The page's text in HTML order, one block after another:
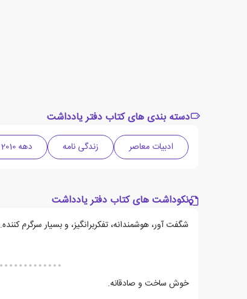
دسته بندی های کتاب دفتر یادداشت
ادبیات معاصر زندگی نامه دهه 2010 میلادی
نکوداشت های کتاب دفتر یادداشت
شگفت آور، هوشمندانه، تفکربرانگیز، و بسیار سرگرم کننده.
خوش ساخت و صادقانه.